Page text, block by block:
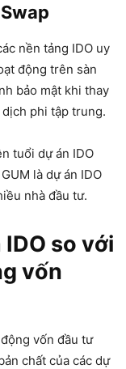
nền tảng IDO uy
động trên sàn
bảo mật khi thay
phi tập trung.
tuổi dự án IDO
là dự án IDO
nhà đầu tư.
so với
vốn
vốn đầu tư
chất của các dự